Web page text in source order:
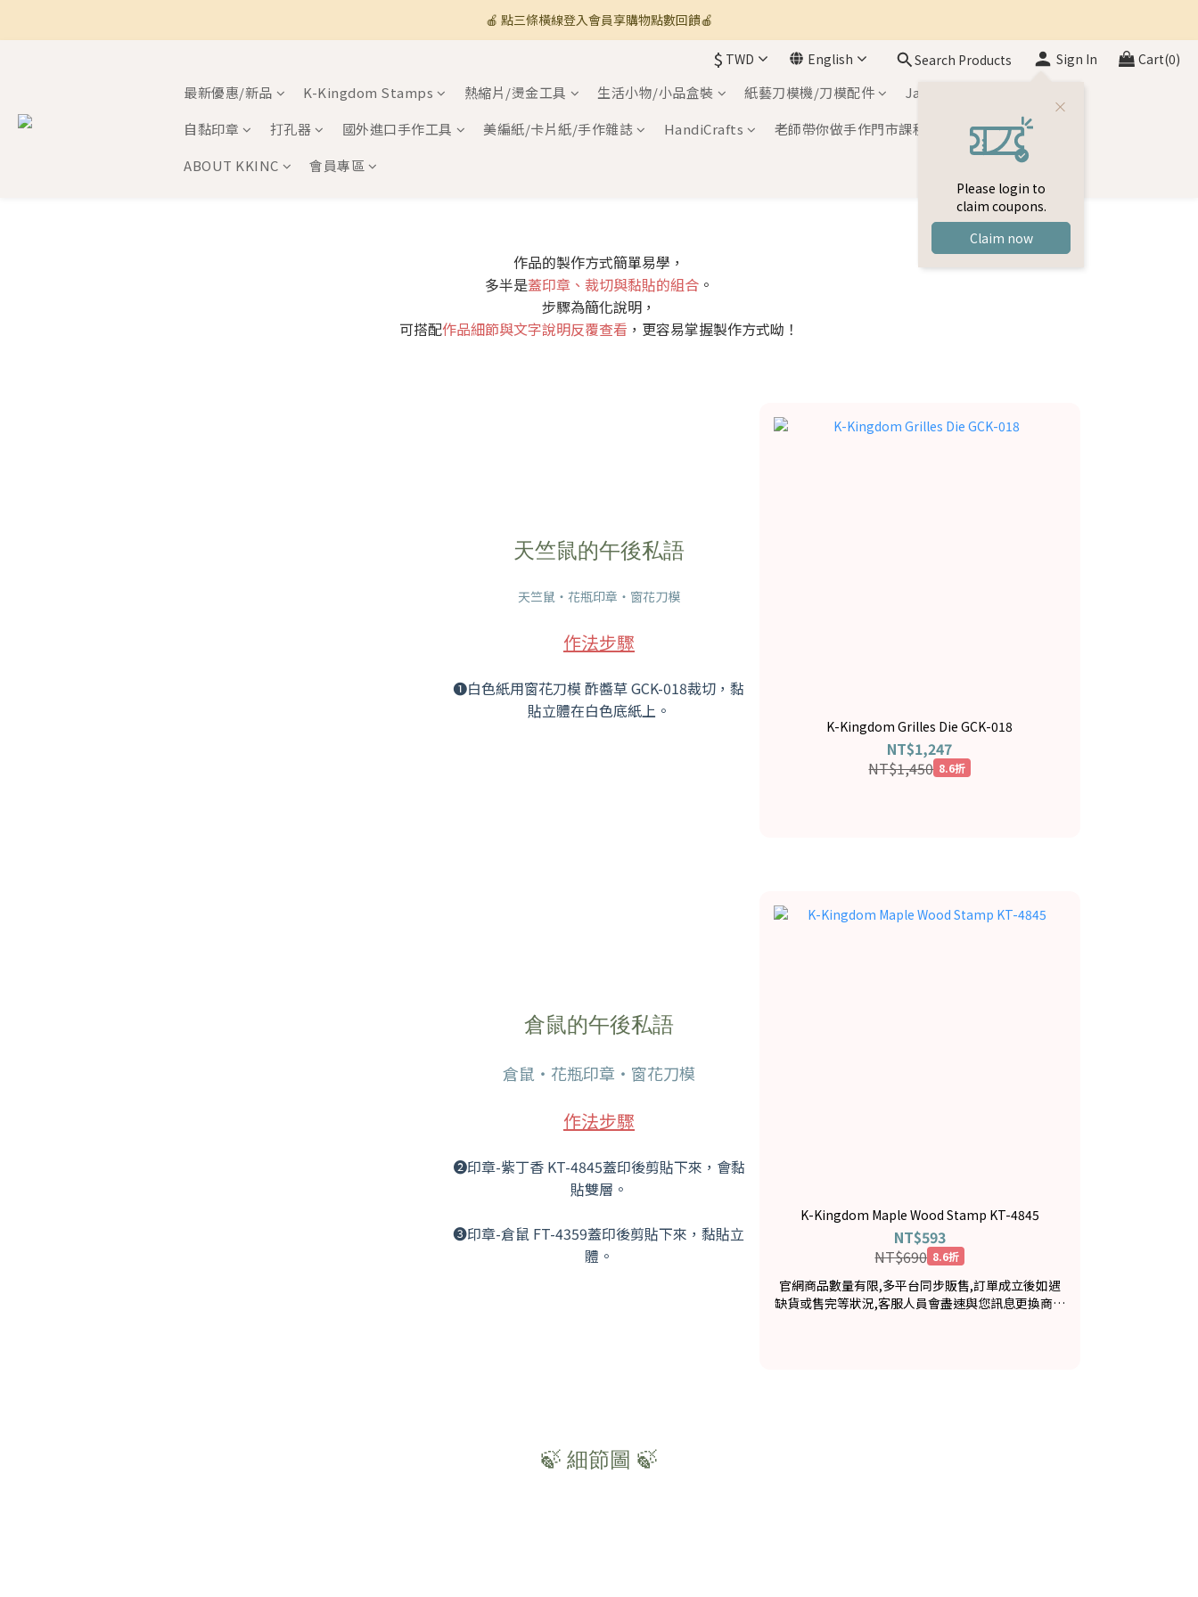
🚚 全館滿800免運 🚚
🍎 點三條橫線登入會員享購物點數回饋🍎
🚚 全館滿800免運 🚚
$ TWD English Search Products Sign In
Please login to
claim coupons.
Claim now
Cart(0)
最新優惠/新品 K-Kingdom Stamps 熱縮片/燙金工具 生活小物/小品盒裝 紙藝刀模機/刀模配件
Japan Inks
自黏印章
打孔器 國外進口手作工具 美編紙/卡片紙/手作雜誌 HandiCrafts
老師帶你做手作門市課程
ABOUT KKINC
會員專區
作品的製作方式簡單易學，
多半是蓋印章、裁切與黏貼的組合 。
步驟為簡化說明，
可搭配作品細節與文字說明反覆查看 ，更容易掌握製作方式呦！
天竺鼠的午後私語
天竺鼠・花瓶印章・窗花刀模
作法步驟
❶白色紙用窗花刀模 酢醬草 GCK-018裁切，黏
貼立體在白色底紙上。
K-Kingdom Grilles Die GCK-018
NT$1,247
NT$1,450 8.6折
倉鼠的午後私語
倉鼠・花瓶印章・窗花刀模
作法步驟
➋印章-紫丁香 KT-4845蓋印後剪貼下來，會黏
貼雙層。
➌印章-倉鼠 FT-4359蓋印後剪貼下來，黏貼立
體。
K-Kingdom Maple Wood Stamp KT-4845
NT$593
NT$690 8.6折
官網商品數量有限,多平台同步販售,訂單成立後如遇
缺貨或售完等狀況,客服人員會盡速與您訊息更換商品
🍃 細節圖 🍃